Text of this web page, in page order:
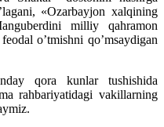
«Ozarbayjon xalqining
milliy qahramon
o’tmishni qo’msaydigan
qora kunlar tushishida
rahbariyatidagi vakillarning